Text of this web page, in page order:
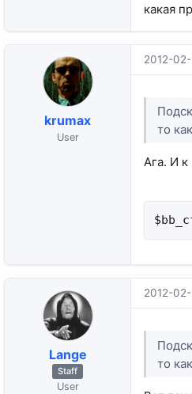
какая
krumax
User
2012-
то
Ага. И
Lange
Staff
User
2012-02-
то